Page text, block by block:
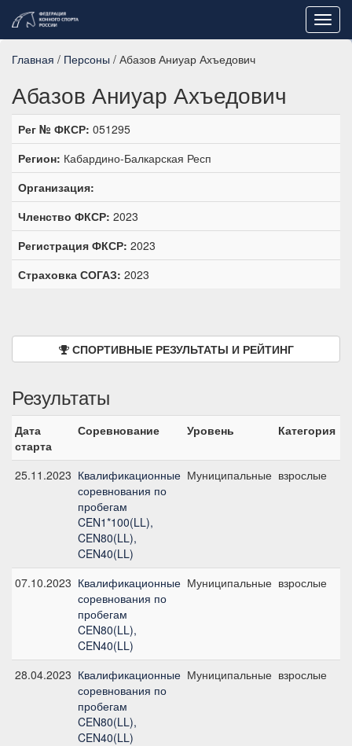
Главная / Персоны / Абазов Аниуар Ахъедович
Абазов Аниуар Ахъедович
Рег № ФКСР: 051295
Регион: Кабардино-Балкарская Респ
Организация:
Членство ФКСР: 2023
Регистрация ФКСР: 2023
Страховка СОГАЗ: 2023
СПОРТИВНЫЕ РЕЗУЛЬТАТЫ И РЕЙТИНГ
Результаты
Дата
старта
Соревнование Уровень Категория
25.11.2023 Квалификационные
соревнования по
пробегам
CEN1*100(LL),
CEN80(LL),
CEN40(LL)
Муниципальные взрослые
07.10.2023 Квалификационные
соревнования по
пробегам
CEN80(LL),
CEN40(LL)
Муниципальные взрослые
28.04.2023 Квалификационные
соревнования по
пробегам
CEN80(LL),
CEN40(LL)
Муниципальные взрослые